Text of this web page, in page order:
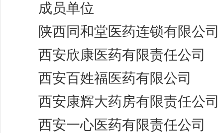
成员单位
陕西同和堂医药连锁有限公司
西安欣康医药有限责任公司
西安百姓福医药有限公司
西安康辉大药房有限责任公司
西安一心医药有限责任公司